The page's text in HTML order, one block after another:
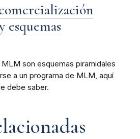
son esquemas piramidales
a un programa de MLM, aquí
debe saber.